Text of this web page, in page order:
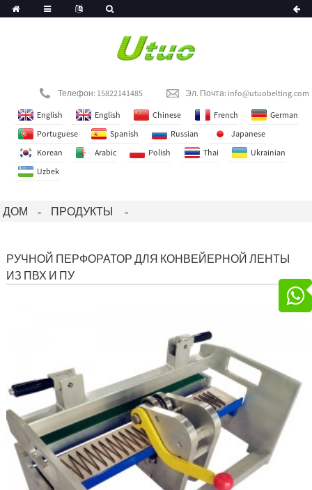
Телефон: 15822141485 Эл. Почта: info@utuobelting.com
English English Chinese French
German
Portuguese
Spanish Russian
Japanese
Korean
Arabic Polish Thai
Ukrainian
Uzbek
ДОМ ПРОДУКТЫ
РУЧНОЙ ПЕРФОРАТОР ДЛЯ КОНВЕЙЕРНОЙ ЛЕНТЫ
ИЗ ПВХ И ПУ
